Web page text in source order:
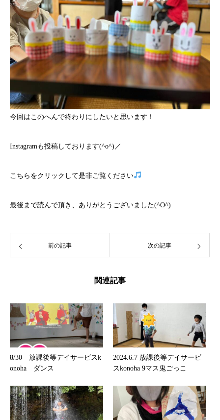
今回はこのへんで終わりにしたいと思います！
Instagramも投稿しております(^o^)／
こちら をクリックして是非ご覧ください
最後まで読んで頂き、ありがとうございました(^O^)
前の記事 次の記事
関連記事
8/30 放課後等デイサービスk
onoha ダンス
2024.6.7 放課後等デイサービ
スkonoha 9マス鬼ごっこ